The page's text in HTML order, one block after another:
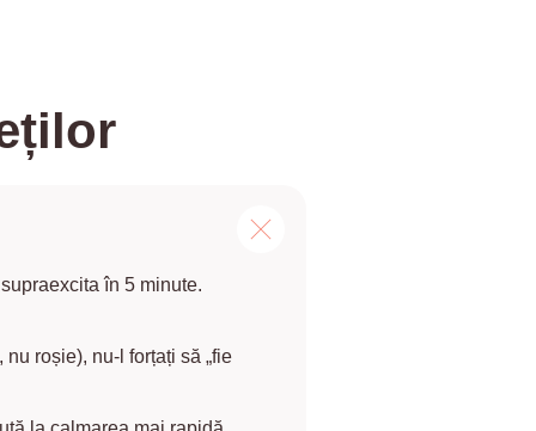
în 5 minute.
roșie), nu-l forțați să „fie